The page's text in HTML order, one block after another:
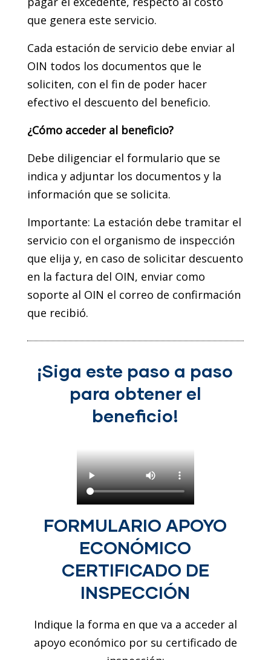
que genera este servicio.
Cada estación de servicio debe enviar al
OIN todos los documentos que le
soliciten, con el fin de poder hacer
efectivo el descuento del beneficio.
¿Cómo acceder al beneficio?
Debe diligenciar el formulario que se
indica y adjuntar los documentos y la
información que se solicita.
Importante: La estación debe tramitar el
servicio con el organismo de inspección
que elija y, en caso de solicitar descuento
en la factura del OIN, enviar como
soporte al OIN el correo de confirmación
que recibió.
¡Siga este paso a paso
para obtener el
beneficio!
FORMULARIO APOYO
ECONÓMICO
CERTIFICADO DE
INSPECCIÓN
Indique la forma en que va a acceder al
apoyo económico por su certificado de